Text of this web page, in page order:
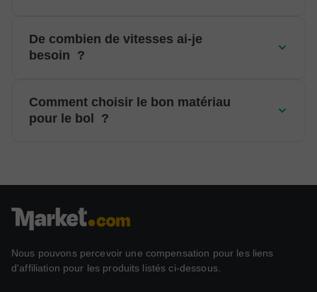
De combien de vitesses ai-je
besoin ?
Comment choisir le bon matériau
pour le bol ?
Nous pouvons percevoir une compensation pour les liens
d'affiliation pour les produits listés ci-dessous.